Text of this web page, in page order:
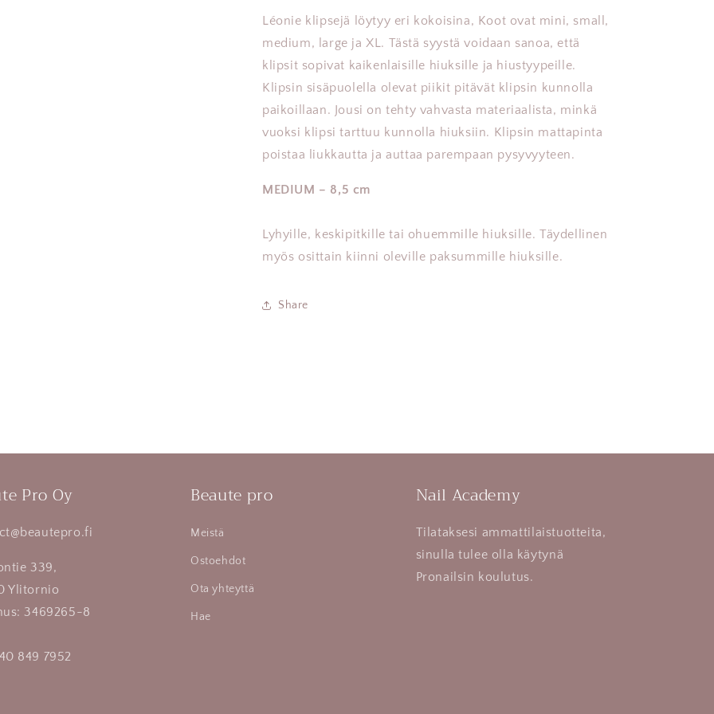
Léonie klipsejä löytyy eri kokoisina, Koot ovat mini, small,
medium, large ja XL. Tästä syystä voidaan sanoa, että
klipsit sopivat kaikenlaisille hiuksille ja hiustyypeille.
Klipsin sisäpuolella olevat piikit pitävät klipsin kunnolla
paikoillaan. Jousi on tehty vahvasta materiaalista, minkä
vuoksi klipsi tarttuu kunnolla hiuksiin. Klipsin mattapinta
poistaa liukkautta ja auttaa parempaan pysyvyyteen.
MEDIUM – 8,5 cm
Lyhyille, keskipitkille tai ohuemmille hiuksille. Täydellinen
myös osittain kiinni oleville paksummille hiuksille.
Share
Pro Oy
339,
Ylitornio
3469265-8
849 7952
Beaute pro
Meistä
Ostoehdot
Ota yhteyttä
Hae
Nail Academy
Tilataksesi ammattilaistuotteita,
sinulla tulee olla käytynä
Pronailsin koulutus.